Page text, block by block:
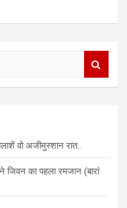
वो अजीमुस्शान रात..
जिवन का पहला रमजान (बारां